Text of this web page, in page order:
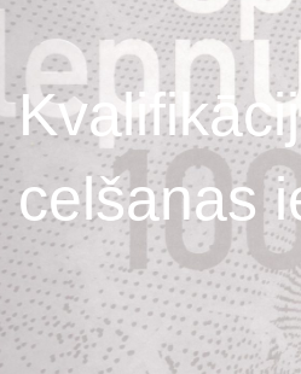
celšanas